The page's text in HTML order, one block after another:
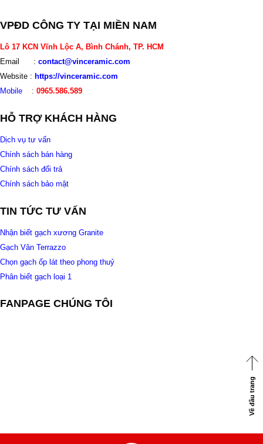
VPĐD CÔNG TY TẠI MIỀN NAM
Lô 17 KCN Vĩnh Lộc A, Bình Chánh, TP. HCM
Email : contact@vinceramic.com
Website : https://vinceramic.com
Mobile : 0965.586.589
HỖ TRỢ KHÁCH HÀNG
Dịch vụ tư vấn
Chính sách bán hàng
Chính sách đổi trả
Chính sách bảo mật
TIN TỨC TƯ VẤN
Nhận biết gạch xương Granite
Gạch Vân Terrazzo
Chọn gạch ốp lát theo phong thuỷ
Phân biết gạch loại 1
FANPAGE CHÚNG TÔI
Về đầu trang